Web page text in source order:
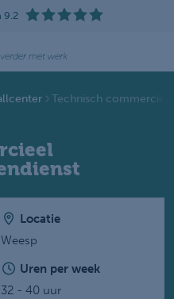
9.2
Technisch
Locatie
Weesp
Uren per week
32 - 40 uur